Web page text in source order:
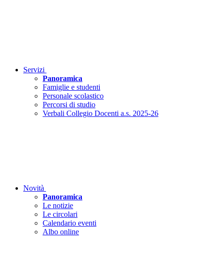
Servizi
Panoramica
Famiglie e studenti
Personale scolastico
Percorsi di studio
Verbali Collegio Docenti a.s. 2025-26
Novità
Panoramica
Le notizie
Le circolari
Calendario eventi
Albo online